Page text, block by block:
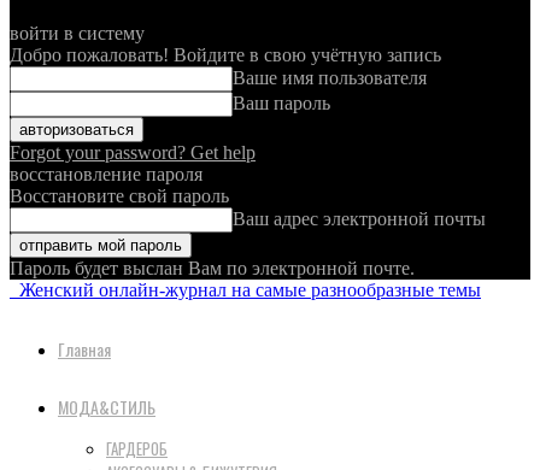
войти в систему
Добро пожаловать! Войдите в свою учётную запись
Ваше имя пользователя
Ваш пароль
Forgot your password? Get help
восстановление пароля
Восстановите свой пароль
Ваш адрес электронной почты
Пароль будет выслан Вам по электронной почте.
Женский онлайн-журнал на самые разнообразные темы
Главная
МОДА&СТИЛЬ
ГАРДЕРОБ